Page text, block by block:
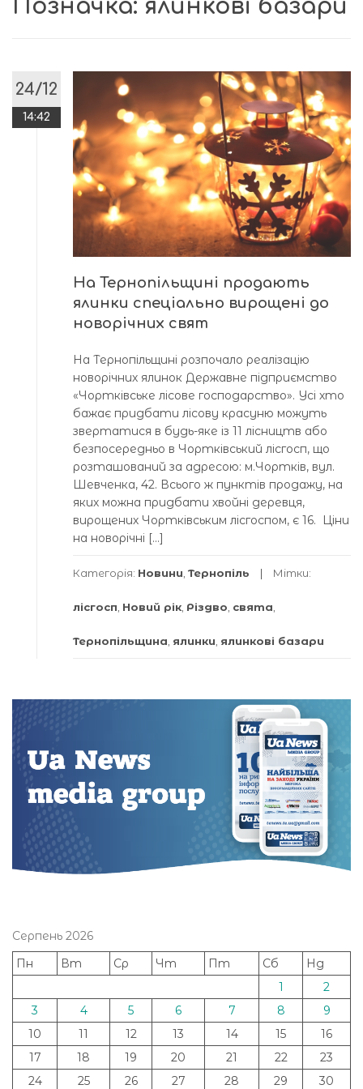
Позначка: ялинкові базари
24/12
14:42
На Тернопільщині продають
ялинки спеціально вирощені до
новорічних свят
На Тернопільщині розпочало реалізацію
новорічних ялинок Державне підприємство
«Чортківське лісове господарство». Усі хто
бажає придбати лісову красуню можуть
звертатися в будь-яке із 11 лісництв або
безпосередньо в Чортківський лісгосп, що
розташований за адресою: м.Чортків, вул.
Шевченка, 42. Всього ж пунктів продажу, на
яких можна придбати хвойні деревця,
вирощених Чортківським лісгоспом, є 16. Ціни
на новорічні […]
Категорія: Новини Тернопіль Мітки:
лісгосп Новий рік Різдво свята
Тернопільщина ялинки ялинкові базари
Серпень 2026
Пн
Вт Ср Чт Пт Сб
Нд
1
2
3
4 5 6 7 8
9
10
11 12 13 14 15
16
17
18 19 20 21 22
23
24
25 26 27 28 29
30